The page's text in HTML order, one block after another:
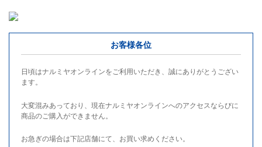
お客様各位
日頃はナルミヤオンラインをご利用いただき、誠にありがとうござい
ます。
大変混みあっており、現在ナルミヤオンラインへのアクセスならびに
商品のご購入ができません。
お急ぎの場合は下記店舗にて、お買い求めください。